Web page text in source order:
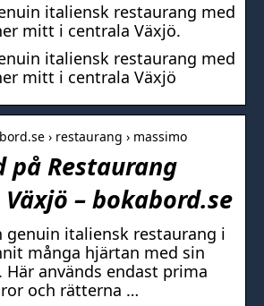
italiensk restaurang med
mitt i centrala Växjö.
italiensk restaurang med
mitt i centrala Växjö
› restaurang › massimo
på Restaurang
– bokabord.se
genuin italiensk restaurang i
många hjärtan med sin
Här används endast prima
och rätterna …